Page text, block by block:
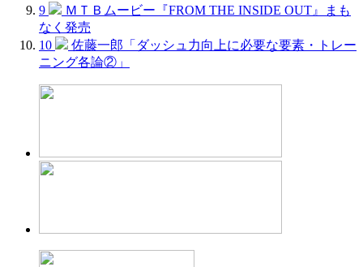
9
ＭＴＢムービー『FROM THE INSIDE OUT』まも
なく発売
10
佐藤一郎「ダッシュ力向上に必要な要素・トレー
ニング各論②」